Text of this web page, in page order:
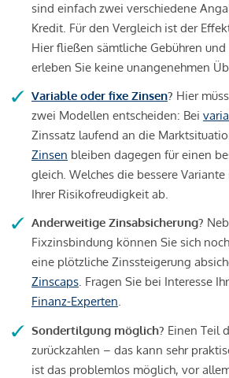
sind einfach zwei verschiedene
Kredit. Für den Vergleich ist der
Hier fließen sämtliche Gebühren
erleben Sie keine unangenehmen
Variable oder fixe Zinsen? Hier
zwei Modellen entscheiden: Bei
Zinssatz laufend an die
Zinsen bleiben dagegen für einen
gleich. Welches die bessere
Ihrer Risikofreudigkeit ab.
Anderweitige Zinsabsicherung?
Fixzinsbindung können Sie sich
eine plötzliche Zinssteigerung
Zinscaps. Fragen Sie bei Interesse
Finanz-Experten.
Sondertilgung möglich? Einen Teil
zurückzahlen – das kann sehr
ist das problemlos möglich, vor